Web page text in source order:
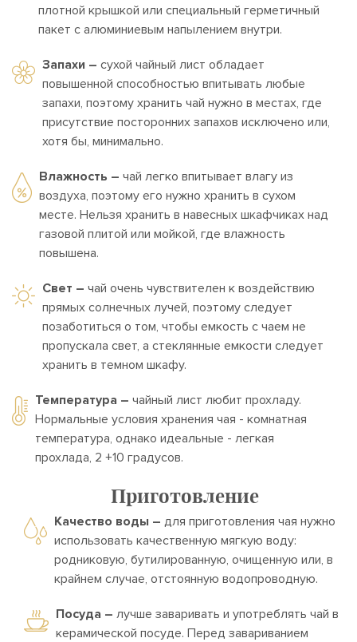
плотной крышкой или специальный герметичный
пакет с алюминиевым напылением внутри.
Запахи – сухой чайный лист обладает
повышенной способностью впитывать любые
запахи, поэтому хранить чай нужно в местах, где
присутствие посторонних запахов исключено или,
хотя бы, минимально.
Влажность – чай легко впитывает влагу из
воздуха, поэтому его нужно хранить в сухом
месте. Нельзя хранить в навесных шкафчиках над
газовой плитой или мойкой, где влажность
повышена.
Свет – чай очень чувствителен к воздействию
прямых солнечных лучей, поэтому следует
позаботиться о том, чтобы емкость с чаем не
пропускала свет, а стеклянные емкости следует
хранить в темном шкафу.
Температура – чайный лист любит прохладу.
Нормальные условия хранения чая - комнатная
температура, однако идеальные - легкая
прохлада, 2 +10 градусов.
Приготовление
Качество воды – для приготовления чая нужно
использовать качественную мягкую воду:
родниковую, бутилированную, очищенную или, в
крайнем случае, отстоянную водопроводную.
Посуда – лучше заваривать и употреблять чай в
керамической посуде. Перед завариванием